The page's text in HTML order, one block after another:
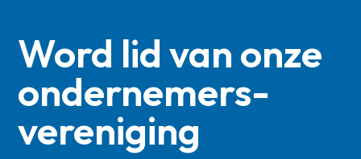
Word lid van onze
ondernemers­
vereniging